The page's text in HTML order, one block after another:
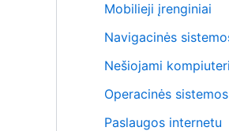
Mobilieji įrenginiai
Navigacinės
Nešiojami
Operacinės sistemos
Paslaugos internetu